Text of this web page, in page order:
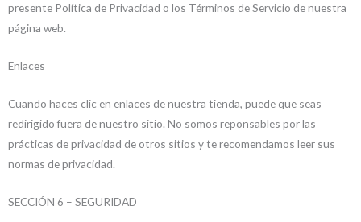
presente Política de Privacidad o los Términos de Servicio de nuestra
página web.
Enlaces
Cuando haces clic en enlaces de nuestra tienda, puede que seas
redirigido fuera de nuestro sitio. No somos reponsables por las
prácticas de privacidad de otros sitios y te recomendamos leer sus
normas de privacidad.
SECCIÓN 6 – SEGURIDAD